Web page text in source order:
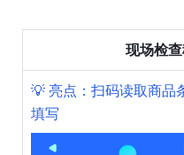
现场检
💡 亮点：扫码读取商品
填写